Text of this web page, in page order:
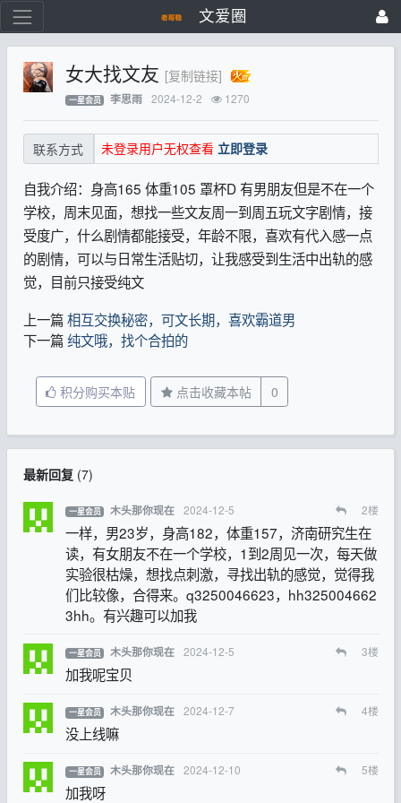
文爱圈
女大找文友 [复制链接]
一星会员 李思雨 2024-12-2 1270
联系方式 未登录用户无权查看 立即登录
自我介绍：身高165 体重105 罩杯D 有男朋友但是不在一个
学校，周末见面，想找一些文友周一到周五玩文字剧情，接
受度广，什么剧情都能接受，年龄不限，喜欢有代入感一点
的剧情，可以与日常生活贴切，让我感受到生活中出轨的感
觉，目前只接受纯文
上一篇 相互交换秘密，可文长期，喜欢霸道男
下一篇 纯文哦，找个合拍的
积分购买本贴 点击收藏本帖 0
最新回复(7)
一星会员 木头那你现在 2024-12-5 2楼
一样，男23岁，身高182，体重157，济南研究生在
读，有女朋友不在一个学校，1到2周见一次，每天做
实验很枯燥，想找点刺激，寻找出轨的感觉，觉得我
们比较像，合得来。q3250046623，hh325004662
3hh。有兴趣可以加我
一星会员 木头那你现在 2024-12-5 3楼
加我呢宝贝
一星会员 木头那你现在 2024-12-7 4楼
没上线嘛
一星会员 木头那你现在 2024-12-10 5楼
加我呀